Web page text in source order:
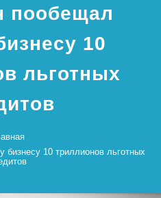
пообещал
10
льготных
10 триллионов льготных